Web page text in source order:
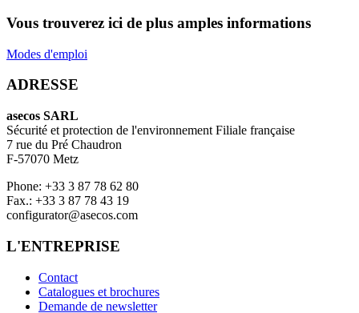
Vous trouverez ici de plus amples informations
Modes d'emploi
ADRESSE
asecos SARL
Sécurité et protection de l'environnement Filiale française
7 rue du Pré Chaudron
F-57070 Metz
Phone: +33 3 87 78 62 80
Fax.: +33 3 87 78 43 19
configurator@asecos.com
L'ENTREPRISE
Contact
Catalogues et brochures
Demande de newsletter